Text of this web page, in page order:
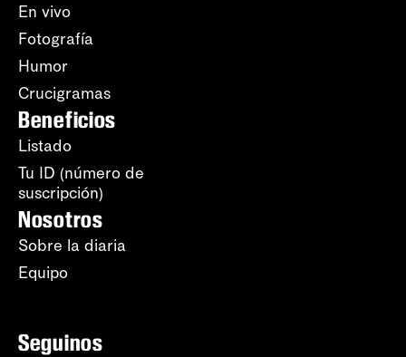
En vivo
Fotografía
Humor
Crucigramas
Beneficios
Listado
Tu ID (número de
suscripción)
Nosotros
Sobre la diaria
Equipo
Seguinos